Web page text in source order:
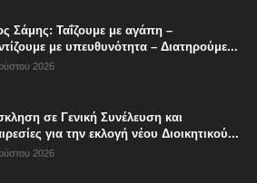
Σάμης: Ταΐζουμε με αγάπη –
με υπευθυνότητα – Διατηρούμε...
2026
σε Γενική Συνέλευση και
για την εκλογή νέου Διοικητικού...
2026